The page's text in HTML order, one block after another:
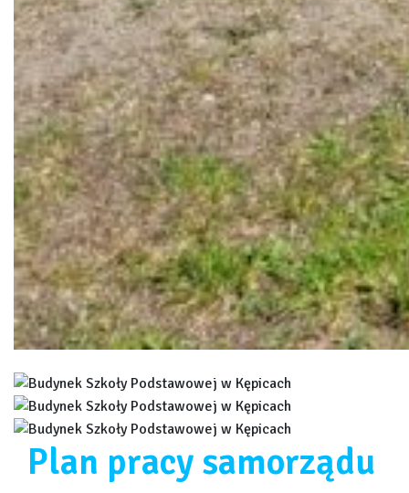
Plan pracy samorządu